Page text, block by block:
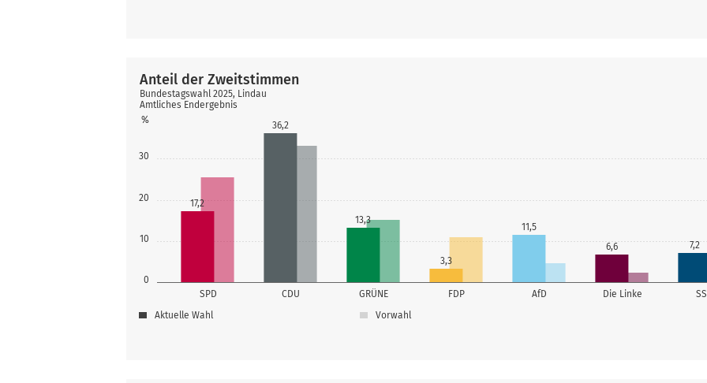
0
10
20
30
%
SPD CDU GRÜNE FDP AfD Die Linke
17,2
36,2
13,3
3,3
11,5
6,6
7,2
Anteil der Zweitstimmen
Bundestagswahl 2025, Lindau
Amtliches Endergebnis
Aktuelle Wahl Vorwahl